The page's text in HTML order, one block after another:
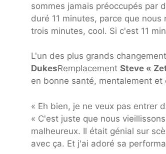
sommes jamais préoccupés par
duré 11 minutes, parce que
trois minutes, cool. Si c'est 11
L'un des plus grands
DukesRemplacement Steve «
en bonne santé, mentalement et
« Eh bien, je ne veux pas entrer
« C'est juste que nous
malheureux. Il était génial sur
avec ça. Et j'ai adoré sa